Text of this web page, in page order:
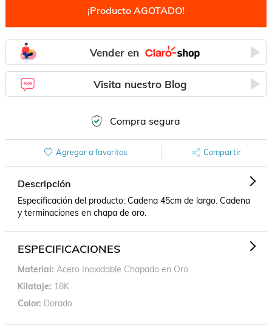
¡Producto AGOTADO!
Vender en
Visita nuestro Blog
Compra segura
Agregar a favoritos Compartir
Descripción
Especificación del producto: Cadena 45cm de largo. Cadena
y terminaciones en chapa de oro.
ESPECIFICACIONES
Material Acero Inoxidable Chapado en Oro
Kilataje
18K
Color Dorado